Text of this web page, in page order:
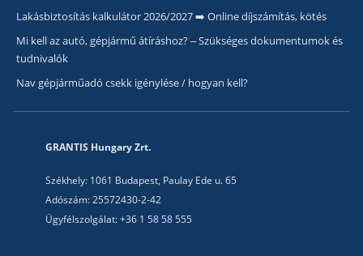
Lakásbiztosítás kalkulátor 2026/2027 ➡️ Online díjszámítás, kötés
Mi kell az autó, gépjármű átíráshoz? – Szükséges dokumentumok és
tudnivalók
Nav gépjárműadó csekk igénylése / hogyan kell?
GRANTIS Hungary Zrt.
Székhely: 1061 Budapest, Paulay Ede u. 65
Adószám: 25572430-2-42
Ügyfélszolgálat: +36 1 58 58 555